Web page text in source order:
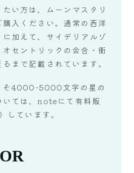
い方は、ムーンマスタリ
入ください。通常の西洋
加えて、サイデリアルゾ
セントリックの会合・衝
まで記載されています。
そ4000-5000文字の星の
いては、noteにて有料販
しています。